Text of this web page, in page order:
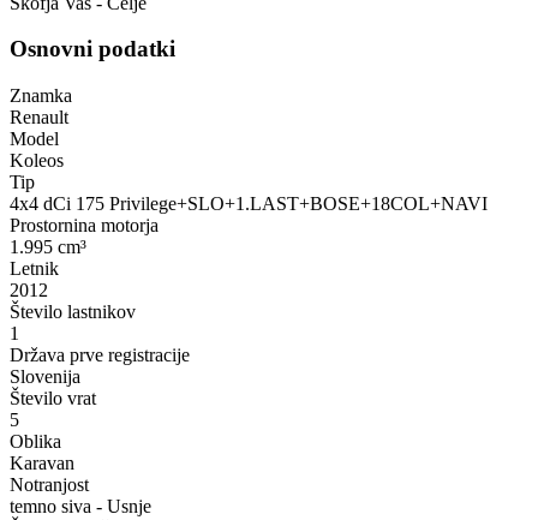
Osnovni podatki
Znamka
Renault
Model
Koleos
Tip
4x4 dCi 175 Privilege+SLO+1.LAST+BOSE+18COL+NAVI
Prostornina motorja
1.995 cm³
Letnik
2012
Število lastnikov
1
Država prve registracije
Slovenija
Število vrat
5
Oblika
Karavan
Notranjost
temno siva - Usnje